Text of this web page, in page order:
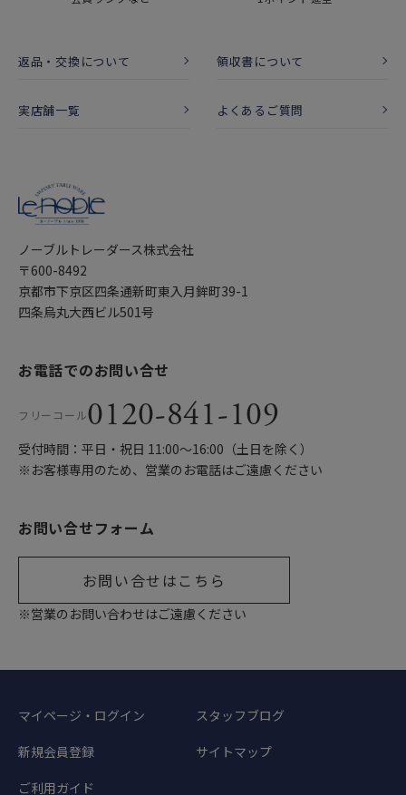
返品・交換について 領収書について
実店舗一覧 よくあるご質問
ノーブルトレーダース株式会社
〒600-8492
京都市下京区四条通新町東入月鉾町39-1
四条烏丸大西ビル501号
お電話でのお問い合せ
フリーコール0120-841-109
受付時間：平日・祝日 11:00〜16:00（土日を除く）
※お客様専用のため、営業のお電話はご遠慮ください
お問い合せフォーム
お問い合せはこちら
※営業のお問い合わせはご遠慮ください
マイページ・ログイン
新規会員登録
ご利用ガイド
スタッフブログ
サイトマップ